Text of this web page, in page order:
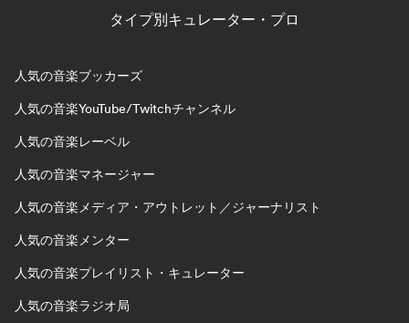
タイプ別キュレーター・プロ
人気の音楽ブッカーズ
人気の音楽YouTube/Twitchチャンネル
人気の音楽レーベル
人気の音楽マネージャー
人気の音楽メディア・アウトレット／ジャーナリスト
人気の音楽メンター
人気の音楽プレイリスト・キュレーター
人気の音楽ラジオ局